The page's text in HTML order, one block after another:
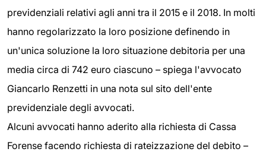
previdenziali relativi agli anni tra il 2015 e il 2018. In molti
hanno regolarizzato la loro posizione definendo in
un'unica soluzione la loro situazione debitoria per una
media circa di 742 euro ciascuno – spiega l'avvocato
Giancarlo Renzetti in una nota sul sito dell'ente
previdenziale degli avvocati.
Alcuni avvocati hanno aderito alla richiesta di Cassa
Forense facendo richiesta di rateizzazione del debito –